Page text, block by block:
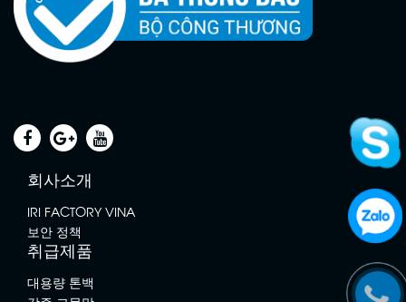
회사소개
IRI FACTORY VINA
보안 정책
취급제품
대용량 톤백